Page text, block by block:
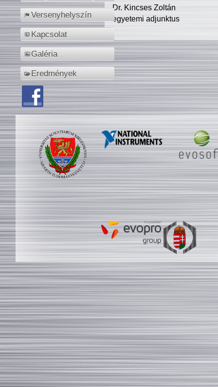
Versenyhelyszín
Kapcsolat
Galéria
Eredmények
Dr. Kincses Zoltán
egyetemi adjunktus